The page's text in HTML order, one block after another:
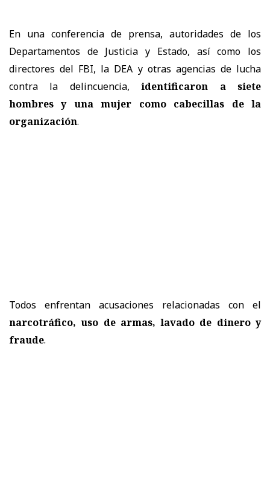
En una conferencia de prensa, autoridades de los
Departamentos de Justicia y Estado, así como los
directores del FBI, la DEA y otras agencias de lucha
contra la delincuencia,identificaron a siete
hombres y una mujer como cabecillas de la
organización.
Todos enfrentan acusaciones relacionadas con el
narcotráfico, uso de armas, lavado de dinero y
fraude.